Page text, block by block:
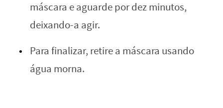
máscara e aguarde por dez minutos,
deixando-a agir.
Para finalizar, retire a máscara usando
água morna.